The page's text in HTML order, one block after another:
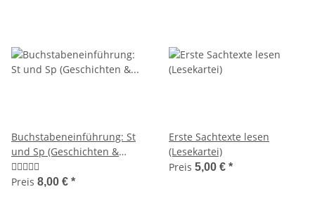
Buchstabeneinführung: St
und Sp (Geschichten &
Stationen)
Preis 8,00 € *
Erste Sachtexte lesen
(Lesekartei)
Preis 5,00 € *